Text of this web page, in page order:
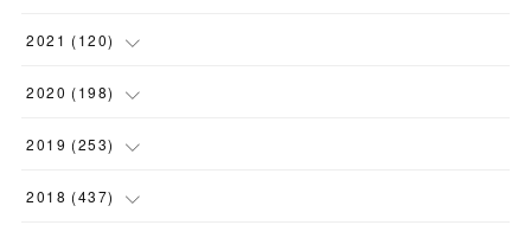
(1)
( 1 )
(1)
(1)
(2 )
(5)
(2)
(2)
( 1 )
2021 (120)
(12)
(3)
(1)
2020 (198)
(12)
(11)
2019 (253)
(14)
2018 (437)